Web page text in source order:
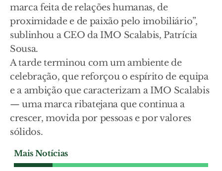
marca feita de relações humanas, de
proximidade e de paixão pelo imobiliário”,
sublinhou a CEO da IMO Scalabis, Patrícia
Sousa.
A tarde terminou com um ambiente de
celebração, que reforçou o espírito de equipa
e a ambição que caracterizam a IMO Scalabis
— uma marca ribatejana que continua a
crescer, movida por pessoas e por valores
sólidos.
Mais Notícias